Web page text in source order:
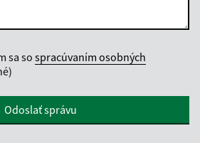
sa sospracúvaním osobných
Odoslať správu